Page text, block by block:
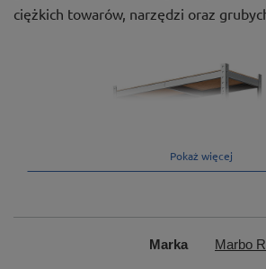
ciężkich towarów, narzędzi oraz
Pokaż więcej
Marka Marbo